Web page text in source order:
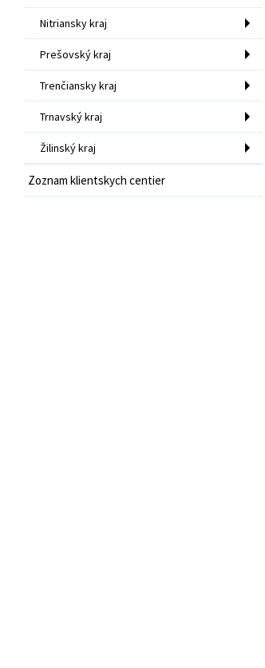
Nitriansky kraj
Prešovský kraj
Trenčiansky kraj
Trnavský kraj
Žilinský kraj
Zoznam klientskych centier